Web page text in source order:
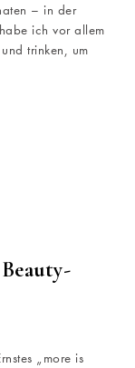
– in der
ich vor allem
trinken, um
„more is